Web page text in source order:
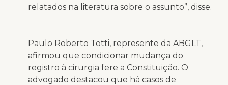
relatados na literatura sobre o assunto”, disse.
Paulo Roberto Totti, represente da ABGLT,
afirmou que condicionar mudança do
registro à cirurgia fere a Constituição. O
advogado destacou que há casos de